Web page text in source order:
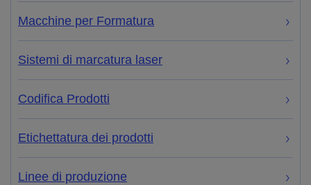
Macchine per Formatura
Sistemi di marcatura laser
Codifica Prodotti
Etichettatura dei prodotti
Linee di produzione